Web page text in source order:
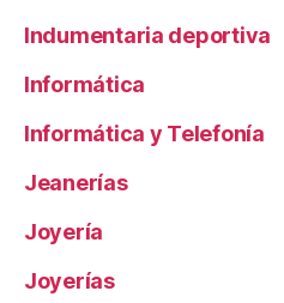
Indumentaria deportiva
Informática
Informática y Telefonía
Jeanerías
Joyería
Joyerías